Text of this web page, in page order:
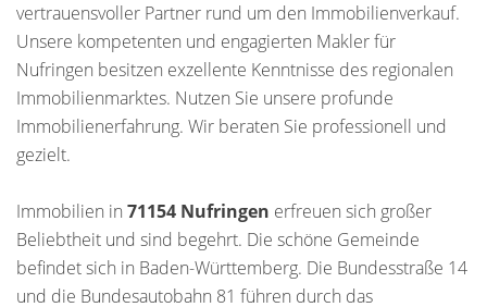
vertrauensvoller Partner rund um den Immobilienverkauf.
Unsere kompetenten und engagierten Makler für
Nufringen besitzen exzellente Kenntnisse des regionalen
Immobilienmarktes. Nutzen Sie unsere profunde
Immobilienerfahrung. Wir beraten Sie professionell und
gezielt.
Immobilien in 71154 Nufringen erfreuen sich großer
Beliebtheit und sind begehrt. Die schöne Gemeinde
befindet sich in Baden-Württemberg. Die Bundesstraße 14
und die Bundesautobahn 81 führen durch das